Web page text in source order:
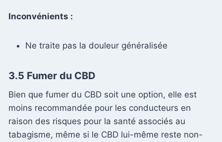
Inconvénients :
Ne traite pas la douleur généralisée
3.5 Fumer du CBD
Bien que fumer du CBD soit une option, elle est
moins recommandée pour les conducteurs en
raison des risques pour la santé associés au
tabagisme, même si le CBD lui-même reste non-